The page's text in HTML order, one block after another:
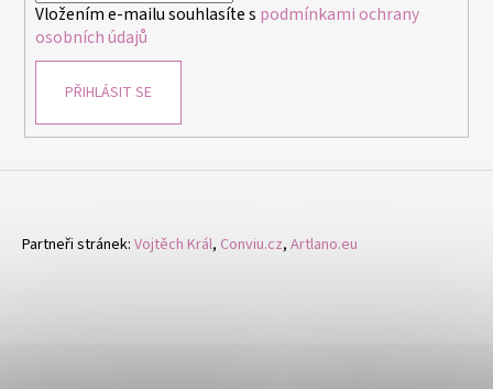
Vložením e-mailu souhlasíte s podmínkami ochrany
osobních údajů
PŘIHLÁSIT SE
Partneři stránek: Vojtěch Král, Conviu.cz, Artlano.eu